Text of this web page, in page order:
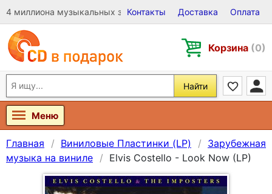
4 миллиона музыкальных записей на Виниле, CD и DVD
Контакты Доставка Оплата
Корзина (0)
Найти
Меню
Главная Виниловые Пластинки (LP)
Зарубежная
музыка на виниле
Elvis Costello - Look Now (LP)